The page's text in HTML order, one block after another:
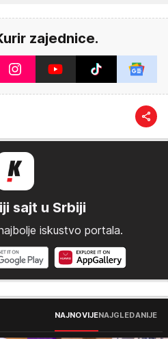
zajednice.
sajt u Srbiji
iskustvo portala.
NAJNOVIJENAJGLEDANIJE